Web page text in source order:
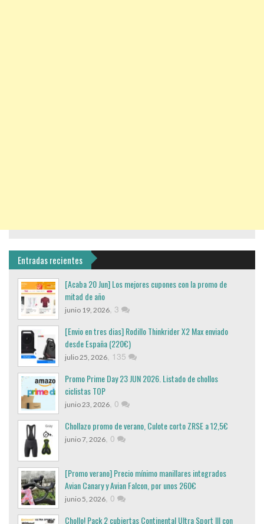
Entradas recientes
[Acaba 20 Jun] Los mejores cupones con la promo de
mitad de año
junio 19, 2026, 3
[Envio en tres dias] Rodillo Thinkrider X2 Max enviado
desde España (220€)
julio 25, 2026, 135
Promo Prime Day 23 JUN 2026. Listado de chollos
ciclistas TOP
junio 23, 2026, 0
Chollazo promo de verano, Culote corto ZRSE a 12,5€
junio 7, 2026, 0
[Promo verano] Precio mínimo manillares integrados
Avian Canary y Avian Falcon, por unos 260€
junio 5, 2026, 0
Chollo! Pack 2 cubiertas Continental Ultra Sport III con